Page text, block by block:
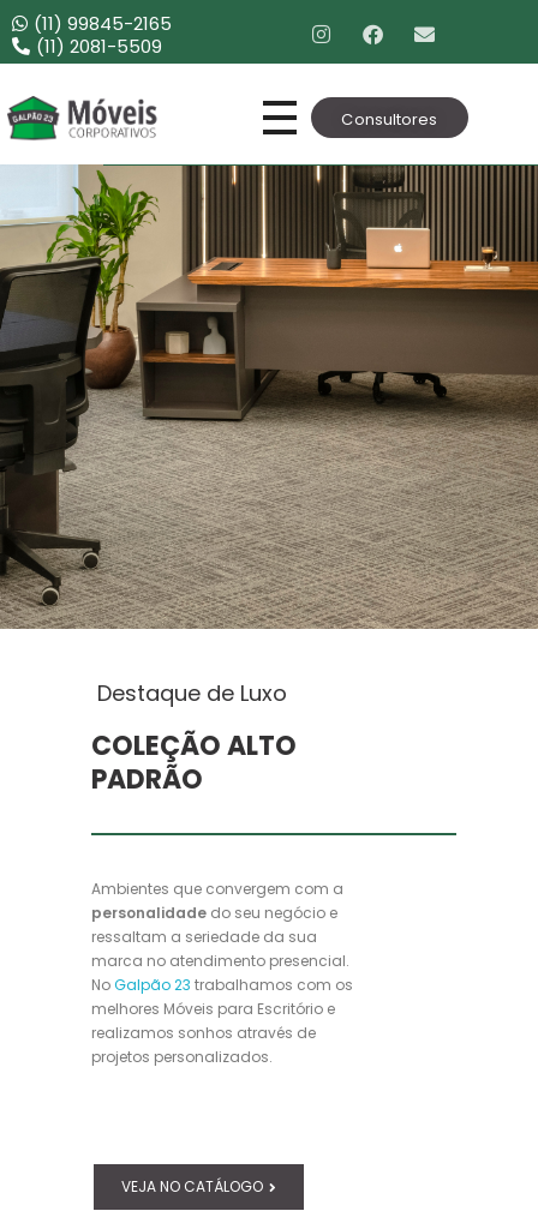
(11) 99845-2165
(11) 2081-5509
Móveis Corporativos
Consultores
Destaque de Luxo
COLEÇÃO ALTO
PADRÃO
Ambientes que convergem com a
personalidade do seu negócio e
ressaltam a seriedade da sua
marca no atendimento presencial.
NoGalpão 23 trabalhamos com os
melhores Móveis para Escritório e
realizamos sonhos através de
projetos personalizados.
VEJA NO CATÁLOGO